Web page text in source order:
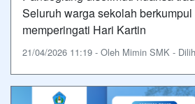
Seluruh warga sekolah
memperingati Hari Kartin
21/04/2026 11:19 - Oleh Mimin SMK -